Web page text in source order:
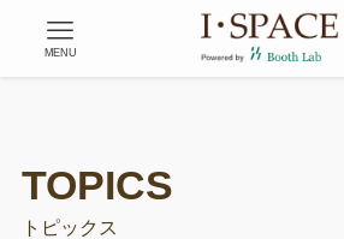
MENU
トピックス